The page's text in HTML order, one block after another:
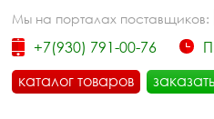
Мы на порталах поставщиков:
+7(930) 791-00-76
каталог товаров